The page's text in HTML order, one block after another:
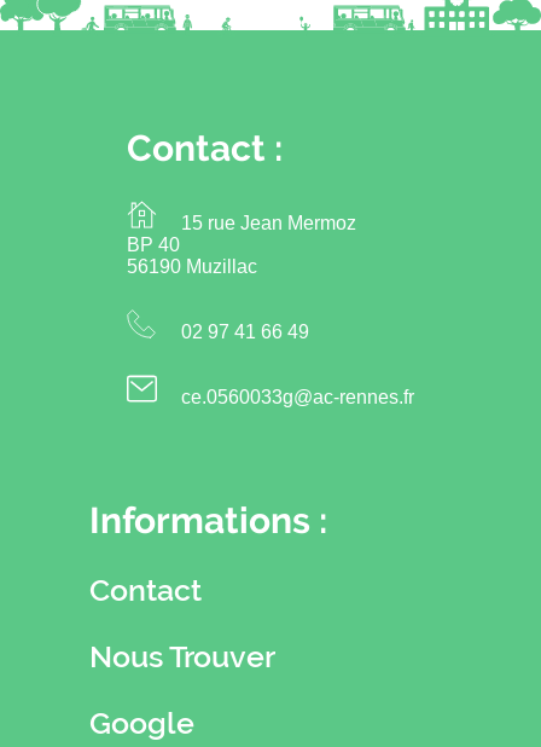
Contact :
15 rue Jean Mermoz
BP 40
56190 Muzillac
02 97 41 66 49
ce.0560033g@ac-rennes.fr
Informations :
Contact
Nous Trouver
Google